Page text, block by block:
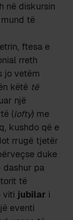
në diskursin
të
ftesa e
rreth
jo vetëm
këtë të
një
(lofty) me
kushdo që e
rrugë tjetër
duke
dashur pa
të
viti jubilar i
eventi